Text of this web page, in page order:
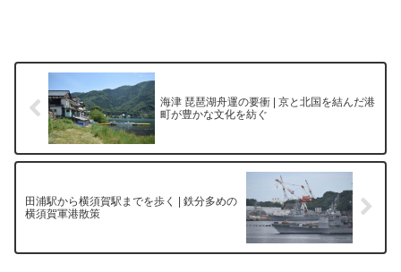
海津 琵琶湖舟運の要衝 | 京と北国を結んだ港
町が豊かな文化を紡ぐ
田浦駅から横須賀駅までを歩く | 鉄分多めの
横須賀軍港散策